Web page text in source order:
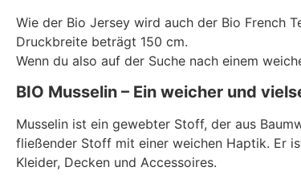
Wie der Bio Jersey wird auch der Bio French
Druckbreite beträgt 150 cm.
Wenn du also auf der Suche nach einem
BIO Musselin – Ein weicher und
Musselin ist ein gewebter Stoff, der aus
fließender Stoff mit einer weichen Haptik. Er
Kleider, Decken und Accessoires.